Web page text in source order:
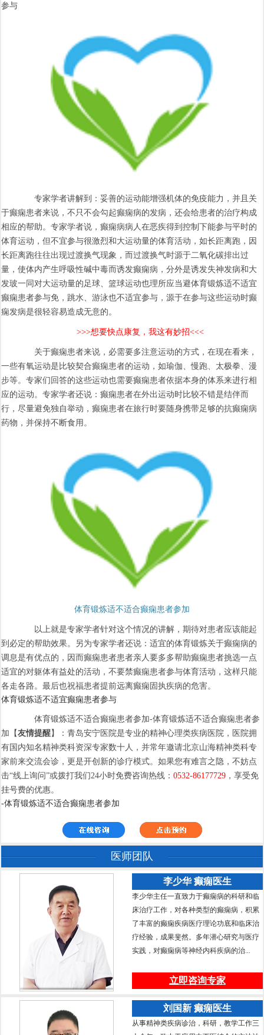
参与
专家学者讲解到：妥善的运动能增强机体的免疫能力，并且关
于癫痫患者来说，不只不会勾起癫痫病的发病，还会给患者的治疗构成
相应的帮助。专家学者说，癫痫病病人在恶疾得到控制下能参与平时的
体育运动，但不宜参与很激烈和大运动量的体育活动，如长距离跑，因
长距离跑往往出现过渡换气现象，而过渡换气时源于二氧化碳排出过
量，使体内产生呼吸性碱中毒而诱发癫痫病，分外是诱发失神发病和大
发玻一同对大运动量的足球、篮球运动也理所应当避体育锻炼适不适宜
癫痫患者参与免，跳水、游泳也不适宜参与，源于在参与这些运动时癫
痫发病是很轻容易造成无意的。
>>>想要快点康复，我这有妙招<<<
关于癫痫患者来说，必需要多注意运动的方式，在现在看来，
一些有氧运动是比较契合癫痫患者的运动，如瑜伽、慢跑、太极拳、漫
步等。专家们回答的这些运动也需要癫痫患者依据本身的体系来进行相
应的运动。专家学者还说：癫痫患者在外出运动时比较不错是结伴而
行，尽量避免独自举动，癫痫患者在旅行时要随身携带足够的抗癫痫病
药物，并保持不断食用。
体育锻炼适不适合癫痫患者参加
以上就是专家学者针对这个情况的讲解，期待对患者应该能起
到必定的帮助效果。另为专家学者还说：适宜的体育锻炼关于癫痫病的
调息是有优点的，因而癫痫患者患者亲人要多多帮助癫痫患者挑选一点
适宜的对躯体有益处的活动，不要禁癫痫患者参与体育活动，这样只能
各走各路。最后也祝福患者提前远离癫痫固执疾病的危害。
体育锻炼适不适宜癫痫患者参与
体育锻炼适不适合癫痫患者参加-体育锻炼适不适合癫痫患者参
加【友情提醒】：青岛安宁医院是专业的精神心理类疾病医院，医院拥
有国内知名精神类科资深专家数十人，并常年邀请北京山海精神类科专
家前来交流会诊，更是开创新的诊疗模式。如果您有难言之隐，不妨点
击“线上询问”或拨打我们24小时免费咨询热线：0532-86177729 ，享受免
挂号费的优惠。
-体育锻炼适不适合癫痫患者参加
医师团队
李少华 癫痫医生
李少华主任一直致力于癫痫病的科研和临
床治疗工作，对各种类型的癫痫病，积累
了丰富的癫痫疾病医疗理论功底和临床治
疗经验，成果斐然。多年潜心研究与医疗
实践，对癫痫病等神经内科疾病的治...
立即咨询专家
刘国新 癫痫医生
从事精神类疾病诊治，科研，教学工作三